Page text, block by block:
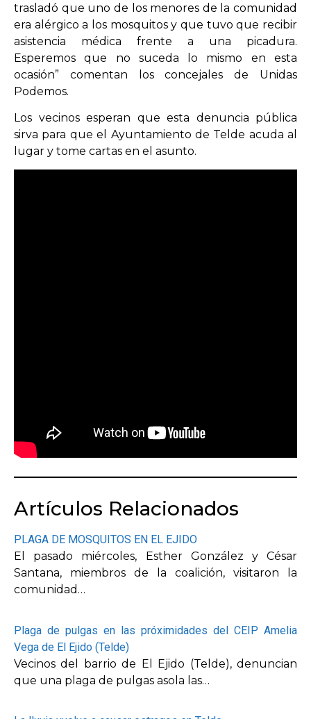
trasladó que uno de los menores de la comunidad
era alérgico a los mosquitos y que tuvo que recibir
asistencia médica frente a una picadura.
Esperemos que no suceda lo mismo en esta
ocasión” comentan los concejales de Unidas
Podemos.
Los vecinos esperan que esta denuncia pública
sirva para que el Ayuntamiento de Telde acuda al
lugar y tome cartas en el asunto.
Artículos Relacionados
PLAGA DE MOSQUITOS EN EL EJIDO
El pasado miércoles, Esther González y César
Santana, miembros de la coalición, visitaron la
comunidad…
Plaga de pulgas en las próximidades del CEIP Amelia
Vega de El Ejido (Telde)
Vecinos del barrio de El Ejido (Telde), denuncian
que una plaga de pulgas asola las…